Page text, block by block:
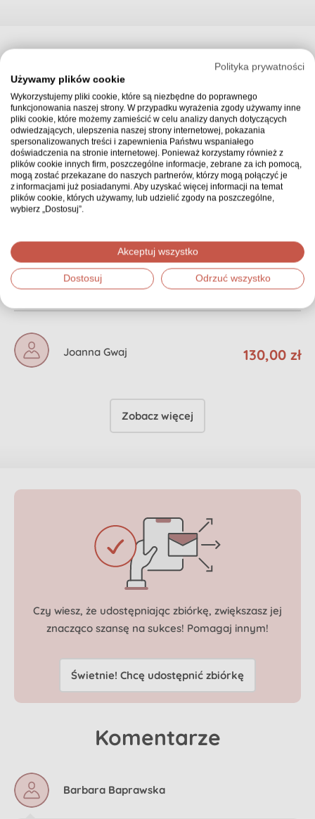
Widoczne Najwyższe
Edyta 23,00 zł
Asia Gudel 100,00 zł
Joanna Gwaj 130,00 zł
Zobacz więcej
Czy wiesz, że udostępniając zbiórkę, zwiększasz jej
znacząco szansę na sukces! Pomagaj innym!
Świetnie! Chcę udostępnić zbiórkę
Komentarze
Barbara Baprawska
Polityka prywatności
Używamy plików cookie
Wykorzystujemy pliki cookie, które są niezbędne do poprawnego
funkcjonowania naszej strony. W przypadku wyrażenia zgody używamy inne
pliki cookie, które możemy zamieścić w celu analizy danych dotyczących
odwiedzających, ulepszenia naszej strony internetowej, pokazania
spersonalizowanych treści i zapewnienia Państwu wspaniałego
doświadczenia na stronie internetowej. Ponieważ korzystamy również z
plików cookie innych firm, poszczególne informacje, zebrane za ich pomocą,
mogą zostać przekazane do naszych partnerów, którzy mogą połączyć je
z informacjami już posiadanymi. Aby uzyskać więcej informacji na temat
plików cookie, których używamy, lub udzielić zgody na poszczególne,
wybierz „Dostosuj”.
Akceptuj wszystko
Dostosuj Odrzuć wszystko